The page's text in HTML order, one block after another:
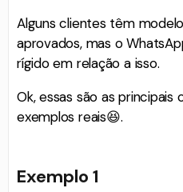
Alguns clientes têm
aprovados, mas o
rígido em relação a isso.
Ok, essas são as
exemplos reais😆.
Exemplo 1